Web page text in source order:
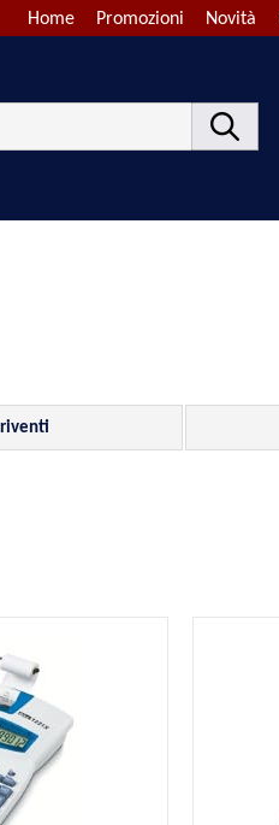
Novità
Promozioni
Home